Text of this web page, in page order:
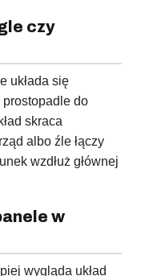
czy
układa się
prostopadle do
skraca
albo źle łączy
wzdłuż głównej
w
wygląda układ